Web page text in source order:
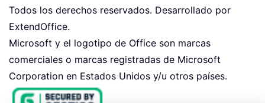
Todos los derechos reservados. Desarrollado por
ExtendOffice.
Microsoft y el logotipo de Office son marcas
comerciales o marcas registradas de Microsoft
Corporation en Estados Unidos y/u otros países.